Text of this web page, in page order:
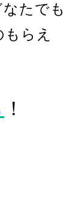
たでも
らえ
！